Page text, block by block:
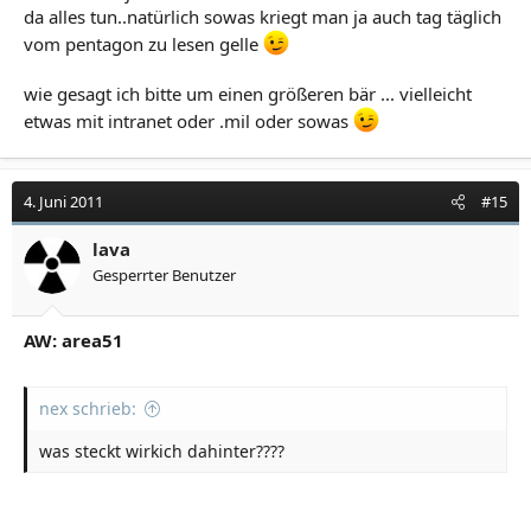
da alles tun..natürlich sowas kriegt man ja auch tag täglich
vom pentagon zu lesen gelle
wie gesagt ich bitte um einen größeren bär ... vielleicht
etwas mit intranet oder .mil oder sowas
4. Juni 2011 #15
lava
Gesperrter Benutzer
AW: area51
nex schrieb:
was steckt wirkich dahinter????